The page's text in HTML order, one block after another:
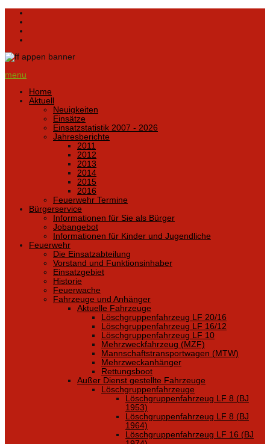
menu
Home
Aktuell
Neuigkeiten
Einsätze
Einsatzstatistik 2007 - 2026
Jahresberichte
2011
2012
2013
2014
2015
2016
Feuerwehr Termine
Bürgerservice
Informationen für Sie als Bürger
Jobangebot
Informationen für Kinder und Jugendliche
Feuerwehr
Die Einsatzabteilung
Vorstand und Funktionsinhaber
Einsatzgebiet
Historie
Feuerwache
Fahrzeuge und Anhänger
Aktuelle Fahrzeuge
Löschgruppenfahrzeug LF 20/16
Löschgruppenfahrzeug LF 16/12
Löschgruppenfahrzeug LF 10
Mehrzweckfahrzeug (MZF)
Mannschaftstransportwagen (MTW)
Mehrzweckanhänger
Rettungsboot
Außer Dienst gestellte Fahrzeuge
Löschgruppenfahrzeuge
Löschgruppenfahrzeug LF 8 (BJ
1953)
Löschgruppenfahrzeug LF 8 (BJ
1964)
Löschgruppenfahrzeug LF 16 (BJ